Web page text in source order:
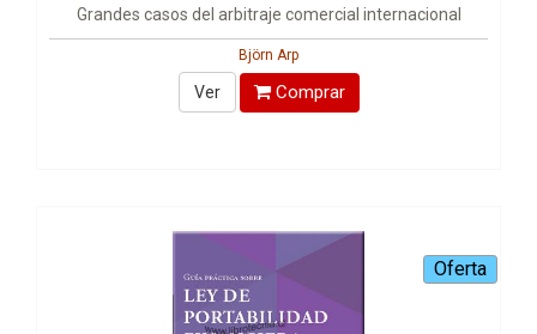
Grandes casos del arbitraje comercial internacional
Björn Arp
Ver Comprar